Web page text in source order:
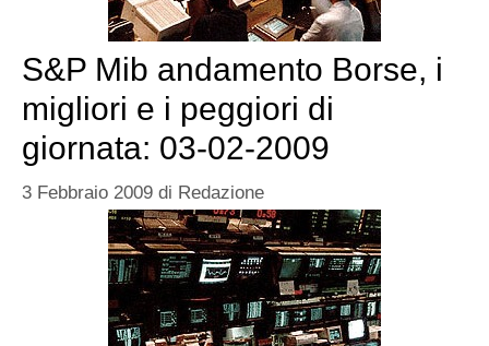
S&P Mib andamento Borse, i
migliori e i peggiori di
giornata: 03-02-2009
3 Febbraio 2009 di Redazione